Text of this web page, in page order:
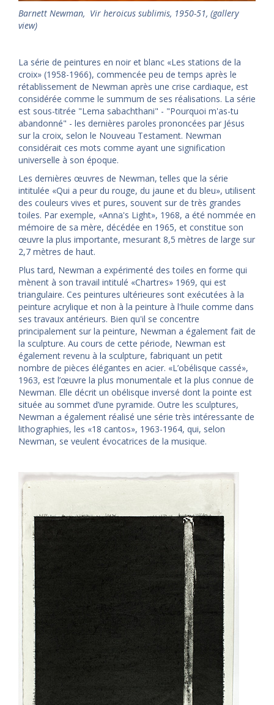
Barnett Newman, Vir heroicus sublimis, 1950-51, (gallery
view)
La série de peintures en noir et blanc «Les stations de la
croix» (1958-1966), commencée peu de temps après le
rétablissement de Newman après une crise cardiaque, est
considérée comme le summum de ses réalisations. La série
est sous-titrée "Lema sabachthani" - "Pourquoi m'as-tu
abandonné" - les dernières paroles prononcées par Jésus
sur la croix, selon le Nouveau Testament. Newman
considérait ces mots comme ayant une signification
universelle à son époque.
Les dernières œuvres de Newman, telles que la série
intitulée «Qui a peur du rouge, du jaune et du bleu», utilisent
des couleurs vives et pures, souvent sur de très grandes
toiles. Par exemple, «Anna's Light», 1968, a été nommée en
mémoire de sa mère, décédée en 1965, et constitue son
œuvre la plus importante, mesurant 8,5 mètres de large sur
2,7 mètres de haut.
Plus tard, Newman a expérimenté des toiles en forme qui
mènent à son travail intitulé «Chartres» 1969, qui est
triangulaire. Ces peintures ultérieures sont exécutées à la
peinture acrylique et non à la peinture à l'huile comme dans
ses travaux antérieurs. Bien qu'il se concentre
principalement sur la peinture, Newman a également fait de
la sculpture. Au cours de cette période, Newman est
également revenu à la sculpture, fabriquant un petit
nombre de pièces élégantes en acier. «L’obélisque cassé»,
1963, est l’œuvre la plus monumentale et la plus connue de
Newman. Elle décrit un obélisque inversé dont la pointe est
située au sommet d’une pyramide. Outre les sculptures,
Newman a également réalisé une série très intéressante de
lithographies, les «18 cantos», 1963-1964, qui, selon
Newman, se veulent évocatrices de la musique.